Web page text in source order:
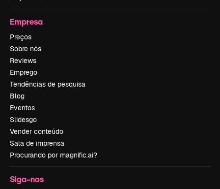
Empresa
Preços
Sobre nós
Reviews
Emprego
Tendências de pesquisa
Blog
Eventos
Slidesgo
Vender conteúdo
Sala de imprensa
Procurando por magnific.ai?
Siga-nos